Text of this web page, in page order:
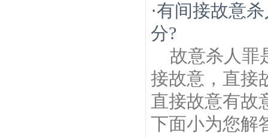
·有间接故意
分?
故意杀人罪
接故意，直接
直接故意有故
下面小为您解